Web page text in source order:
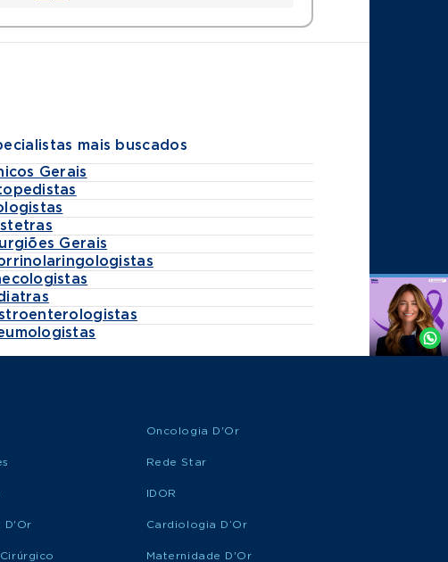
mais buscados
Gerais
Gerais
Agende
Whatsapp
D'Or
Oncologia D'Or
Rede Star
IDOR
Cardiologia D’Or
Maternidade D'Or